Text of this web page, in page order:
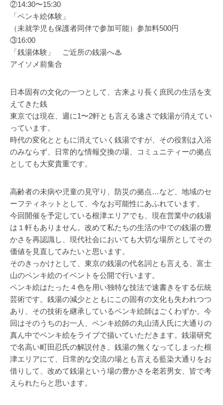
②14:30〜15:30
「ペンキ絵体験」
（未就学児も保護者同伴で参加可能）参加料500円
③16:00
「銭湯体験」 ご近所の銭湯へ♨︎
アイソメ前集合
日本固有の文化の一つとして、古来より長く庶民の生活を支
えてきた銭
東京では現在、週に1〜2軒とも言える速さで銭湯が消えてい
っています。
時代の変化とともに消えていく銭湯ですが、その役割は入浴
のみならず、日常的な情報交換の場、コミュニティーの拠点
としても大変貴重です。
高齢者の未病や児童の見守り、防災の拠点…など、地域のセ
ーフティネットとして、今なお可能性にあふれています。
今回開催を予定している根津エリアでも、現在営業中の銭湯
は１軒もありません。改めて私たちの生活の中での銭湯の豊
かさを再認識し、現代社会においても大切な場所としてその
価値を見直してみたいと思います。
そのきっかけとして、東京の銭湯の代名詞とも言える、富士
山のペンキ絵のイベントを公開で行います。
ペンキ絵はたった４色を用い独特な技法で速書きをする伝統
芸術です。銭湯の減少とともにこの固有の文化も失われつつ
あり、その技術を継承しているペンキ絵師はごくわずか。今
回はそのうちのお一人、ペンキ絵師の丸山清人氏に大通りの
真ん中でペンキ絵をライブで描いていただきます。銭湯研究
で名高い町田忍氏の解説付き。銭湯の無くなってしまった根
津エリアにて、日常的な交流の場とも言える藍染大通りをお
借りして、改めて銭湯という場の豊かさを老若男女、皆で考
えられたらと思います。